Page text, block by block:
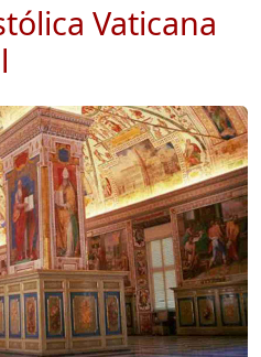
Vaticana